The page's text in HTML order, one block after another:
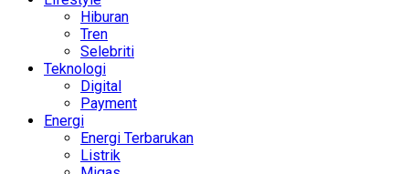
Hiburan
Tren
Selebriti
Teknologi
Digital
Payment
Energi
Energi Terbarukan
Listrik